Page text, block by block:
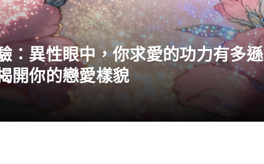
：異性眼中，你求愛的功力有多遜
開你的戀愛樣貌